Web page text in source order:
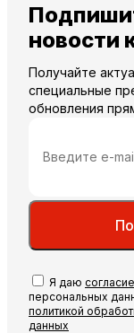
новости
Получайте
специальные
обновления
Я даю согласие
персональных
политикой
данных